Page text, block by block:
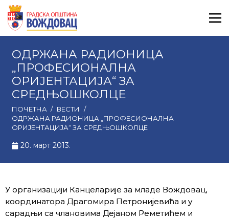
ОДРЖАНА РАДИОНИЦА
„ПРОФЕСИОНАЛНА
ОРИЈЕНТАЦИЈА“ ЗА
СРЕДЊОШКОЛЦЕ
ПОЧЕТНА / ВЕСТИ
/
ОДРЖАНА РАДИОНИЦА „ПРОФЕСИОНАЛНА
ОРИЈЕНТАЦИЈА“ ЗА СРЕДЊОШКОЛЦЕ
20. март 2013.
У организацији Канцеларије за младе Вождовац,
координатора Драгомира Петронијевића и у
сарадњи са члановима Дејаном Реметићем и